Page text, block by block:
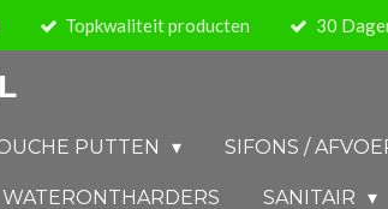
Topkwaliteit producten 30
PUTTEN SIFONS /
WATERONTHARDERS SANITAIR